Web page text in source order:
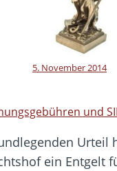
5. November 2014
und
Urteil
ein Entgelt